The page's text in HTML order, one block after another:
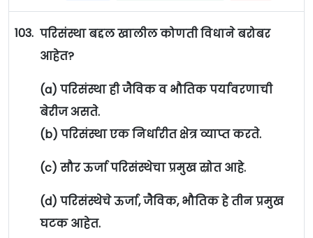
103. परिसंस्था बद्दल खालील कोणती विधाने बरोबर
आहेत?
(a) परिसंस्था ही जैविक व भौतिक पर्यावरणाची
बेरीज असते.
(b) परिसंस्था एक निर्धारीत क्षेत्र व्याप्त करते.
(c) सौर ऊर्जा परिसंस्थेचा प्रमुख स्रोत आहे.
(d) परिसंस्थेचे ऊर्जा, जैविक, भौतिक हे तीन प्रमुख
घटक आहेत.